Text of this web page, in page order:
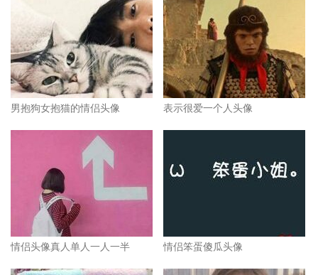
男抱狗女抱猫的情侣头像 表示很爱一个人头像
情侣头像真人单人一人一半 情侣笨蛋傻瓜头像